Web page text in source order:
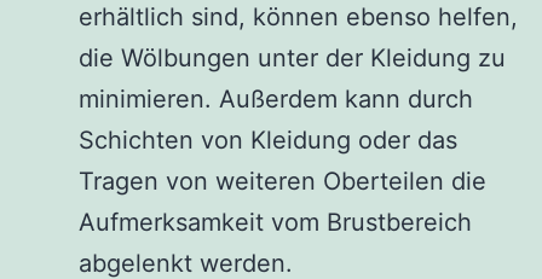
erhältlich sind, können ebenso helfen,
die Wölbungen unter der Kleidung zu
minimieren. Außerdem kann durch
Schichten von Kleidung oder das
Tragen von weiteren Oberteilen die
Aufmerksamkeit vom Brustbereich
abgelenkt werden.